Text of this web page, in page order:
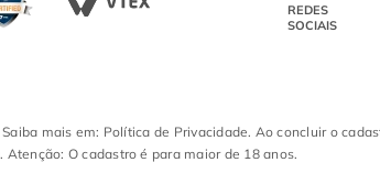
REDES
SOCIAIS
mais em: Política de Privacidade. Ao concluir o
O cadastro é para maior de 18 anos.